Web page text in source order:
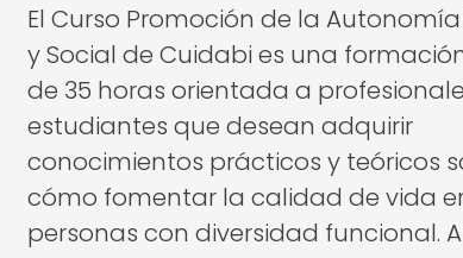
El Curso Promoción de la
y Social de Cuidabi es una
de 35 horas orientada a
estudiantes que desean adquirir
conocimientos prácticos y teóricos
cómo fomentar la calidad de vida
personas con diversidad funcional.